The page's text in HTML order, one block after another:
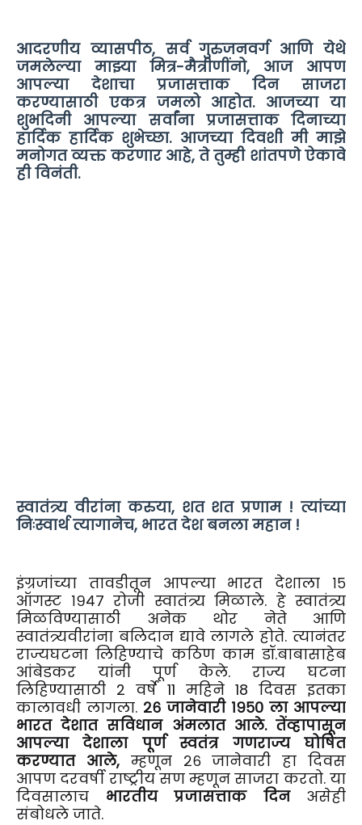
आदरणीय व्यासपीठ, सर्व गुरुजनवर्ग आणि येथे
जमलेल्या माझ्या मित्र-मैत्रीणींनो, आज आपण
आपल्या देशाचा प्रजासत्ताक दिन साजरा
करण्यासाठी एकत्र जमलो आहोत. आजच्या या
शुभदिनी आपल्या सर्वांना प्रजासत्ताक दिनाच्या
हार्दिक हार्दिक शुभेच्छा. आजच्या दिवशी मी माझे
मनोगत व्यक्त करणार आहे, ते तुम्ही शांतपणे ऐकावे
ही विनंती.
स्वातंत्र्य वीरांना करुया, शत शत प्रणाम ! त्यांच्या
निःस्वार्थ त्यागानेच, भारत देश बनला महान !
इंग्रजांच्या तावडीतून आपल्या भारत देशाला १५
ऑगस्ट १९४७ रोजी स्वातंत्र्य मिळाले. हे स्वातंत्र्य
मिळविण्यासाठी अनेक थोर नेते आणि
स्वातंत्र्यवीरांना बलिदान द्यावे लागले होते. त्यानंतर
राज्यघटना लिहिण्याचे कठिण काम डॉ.बाबासाहेब
आंबेडकर यांनी पूर्ण केले. राज्य घटना
लिहिण्यासाठी 2 वर्षे 11 महिने 18 दिवस इतका
कालावधी लागला. २६ जानेवारी १९५० ला आपल्या
भारत देशात सविधान अंमलात आले. तेंव्हापासून
आपल्या देशाला पूर्ण स्वतंत्र गणराज्य घोषित
करण्यात आले,म्हणून २६ जानेवारी हा दिवस
आपण दरवर्षी राष्ट्रीय सण म्हणून साजरा करतो. या
दिवसालाच भारतीय प्रजासत्ताक दिनअसेही
संबोधले जाते.